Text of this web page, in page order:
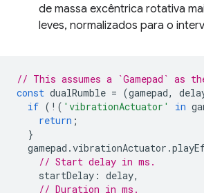
de massa excêntrica rotativa
leves, normalizados para o
// This assumes a `Gamepad` as
const dualRumble = (gamepad,
if ( ! ( 'vibrationActuator' in
return ;
}
gamepad .vibrationActuator .
// Start delay in ms.
startDelay : delay,
// Duration in ms.